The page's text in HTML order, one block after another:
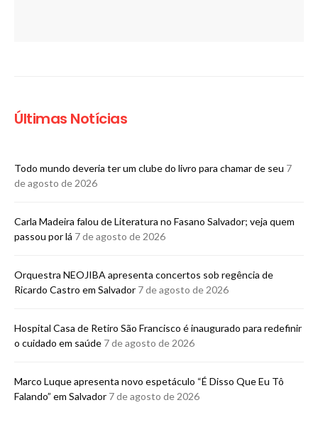
Últimas Notícias
Todo mundo deveria ter um clube do livro para chamar de seu 7
de agosto de 2026
Carla Madeira falou de Literatura no Fasano Salvador; veja quem
passou por lá 7 de agosto de 2026
Orquestra NEOJIBA apresenta concertos sob regência de
Ricardo Castro em Salvador 7 de agosto de 2026
Hospital Casa de Retiro São Francisco é inaugurado para redefinir
o cuidado em saúde 7 de agosto de 2026
Marco Luque apresenta novo espetáculo “É Disso Que Eu Tô
Falando” em Salvador 7 de agosto de 2026